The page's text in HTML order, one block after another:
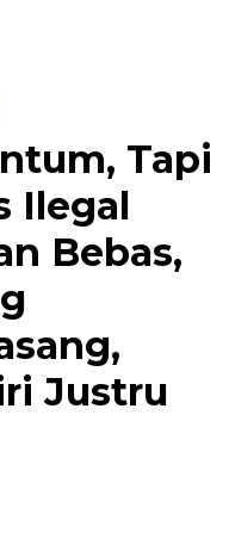
Tapi
Ilegal
Bebas,
Justru